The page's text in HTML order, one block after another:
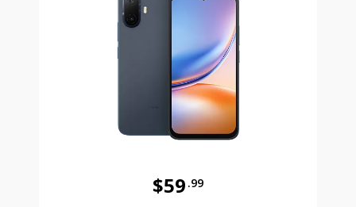
$59 .99